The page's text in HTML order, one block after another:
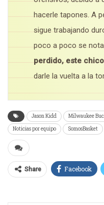
hacerle tapones. A
sigue trabajando
poco a poco se
perdido, este
darle la vuelta a la
Jason Kidd Milwaukee
Noticias por equipo
SomosBasket
Share Facebook